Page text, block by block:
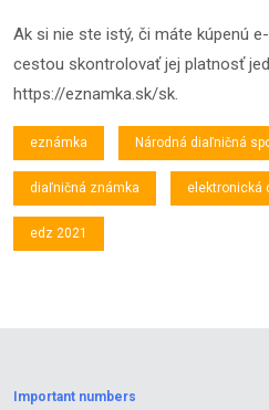
Ak si nie ste istý, či máte kúpenú
cestou skontrolovať jej platnosť
https://eznamka.sk/sk.
eznámka Národná diaľničná
diaľničná známka elektronická
edz 2021
Important numbers